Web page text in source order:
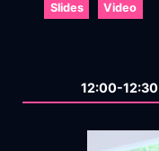
Slides Video
12:00-12:30